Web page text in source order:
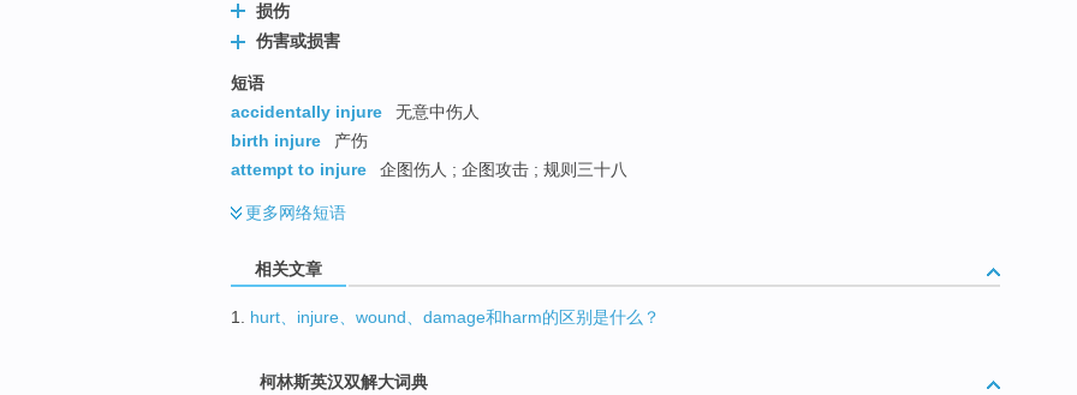
损伤
伤害或损害
短语
accidentally injure
无意中伤人
birth injure
产伤
attempt to injure
企图伤人 ; 企图攻击 ; 规则三十八
更多网络短语
相关文章
1. hurt、injure、wound、damage和harm的区别是什么？
柯林斯英汉双解大词典